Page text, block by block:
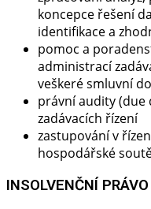
koncepce řešení
identifikace a
pomoc a
administrací
veškeré smluvní
právní audity (due
zadávacích řízení
zastupování v
hospodářské
INSOLVENČNÍ PRÁVO